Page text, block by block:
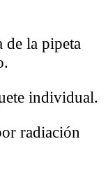
de la pipeta
individual.
radiación